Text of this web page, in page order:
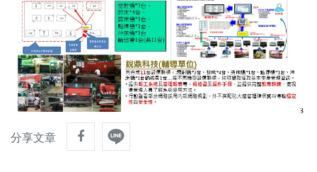
分享文章